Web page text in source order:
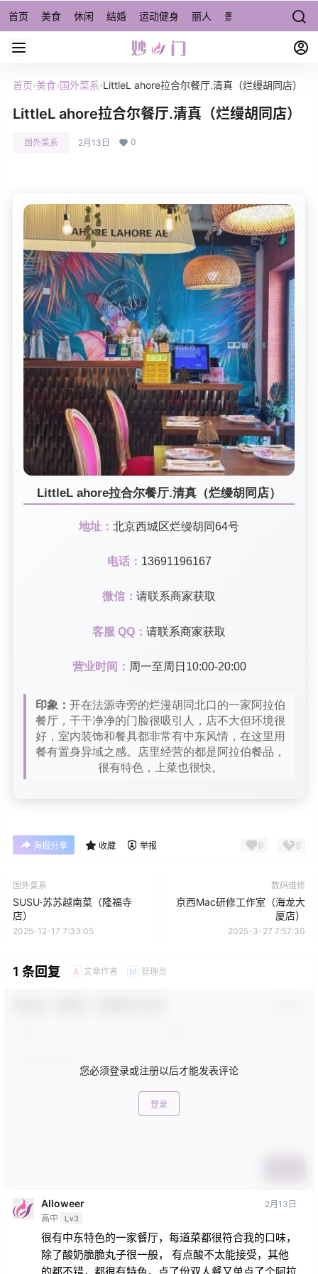
首页 美食 休闲 结婚 运动健身 丽人 景点/周边游 宠物
首页›美食›国外菜系›LittleL ahore拉合尔餐厅.清真（烂缦胡同店）
LittleL ahore拉合尔餐厅.清真（烂缦胡同店）
国外菜系 2月13日 0
LittleL ahore拉合尔餐厅.清真（烂缦胡同店）
地址： 北京西城区烂缦胡同64号
电话： 13691196167
微信： 请联系商家获取
客服 QQ： 请联系商家获取
营业时间： 周一至周日10:00-20:00
印象： 开在法源寺旁的烂漫胡同北口的一家阿拉伯
餐厅，干干净净的门脸很吸引人，店不大但环境很
好，室内装饰和餐具都非常有中东风情，在这里用
餐有置身异域之感。店里经营的都是阿拉伯餐品，
很有特色，上菜也很快。
海报分享 收藏 举报 0 0
国外菜系
SUSU·苏苏越南菜（隆福寺
店）
2025-12-17 7:33:05
数码维修
京西Mac研修工作室（海龙大
厦店）
2025-3-27 7:57:30
1 条回复 A 文章作者 M 管理员
您必须登录或注册以后才能发表评论
登录
Alloweer
高中 Lv3
2月13日
很有中东特色的一家餐厅，每道菜都很符合我的口味，
除了酸奶脆脆丸子很一般， 有点酸不太能接受，其他